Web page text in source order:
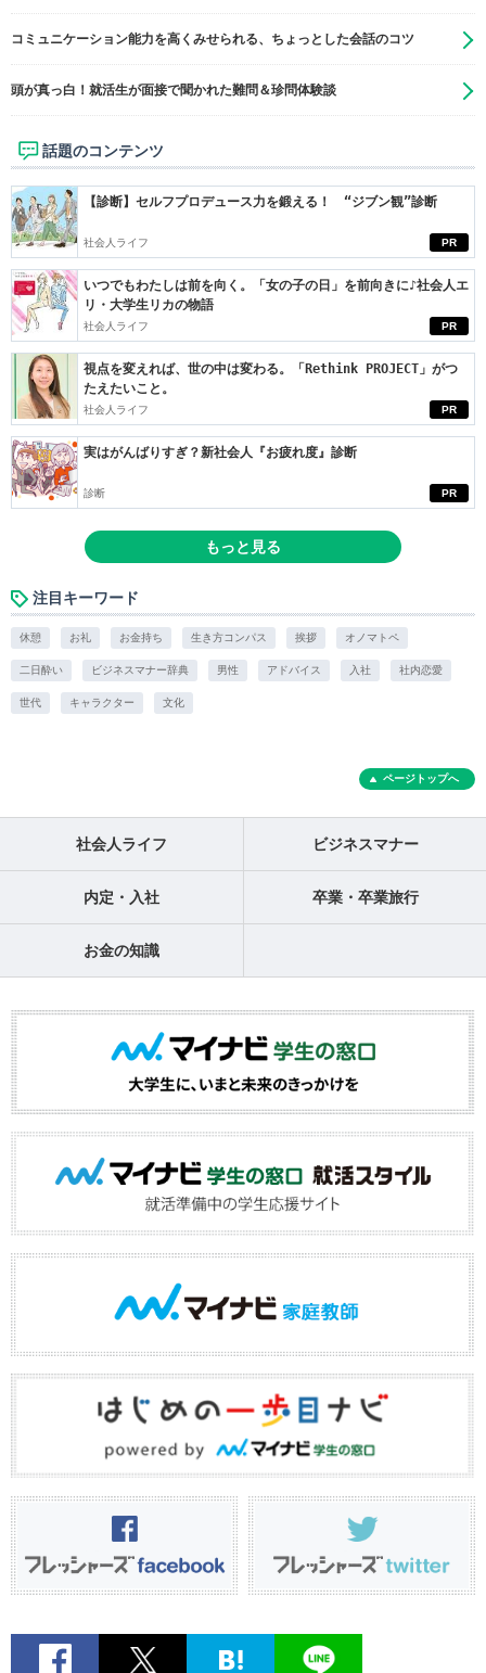
コミュニケーション能力を高くみせられる、ちょっとした会話のコツ
頭が真っ白！就活生が面接で聞かれた難問＆珍問体験談
話題のコンテンツ
PR
【診断】セルフプロデュース力を鍛える！ “ジブン観”診断
社会人ライフ
PR
いつでもわたしは前を向く。「女の子の日」を前向きに♪社会人エ
リ・大学生リカの物語
社会人ライフ
PR
視点を変えれば、世の中は変わる。「Rethink PROJECT」がつ
たえたいこと。
社会人ライフ
PR
実はがんばりすぎ？新社会人『お疲れ度』診断
診断
もっと見る
注目キーワード
休憩 お礼 お金持ち 生き方コンパス 挨拶 オノマトペ
二日酔い ビジネスマナー辞典 男性 アドバイス 入社 社内恋愛
世代 キャラクター 文化
ページトップへ
社会人ライフ ビジネスマナー
内定・入社 卒業・卒業旅行
お金の知識